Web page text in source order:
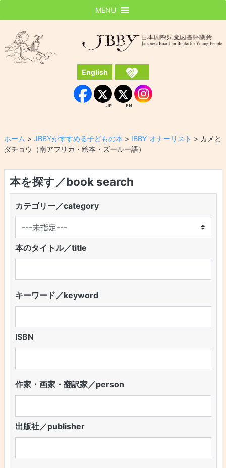
JBBY
English
Facebook
JP
JP
EN
EN Instagram
MENU
ホーム > JBBYがすすめる子どもの本 > IBBY オナーリスト > カメと
ダチョウ（南アフリカ・絵本・ズールー語）
本を探す／book search
カテゴリー／category
本のタイトル／title
キーワード／keyword
ISBN
作家・画家・翻訳家／person
出版社／publisher